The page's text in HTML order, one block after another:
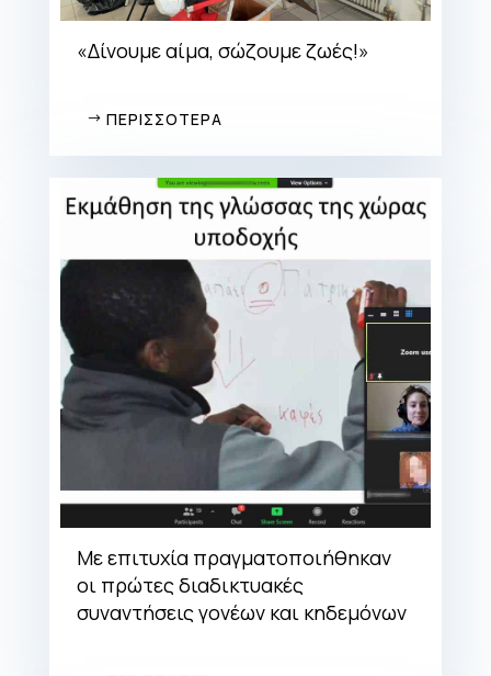
«Δίνουμε αίμα, σώζουμε ζωές!»
ΠΕΡΙΣΣΟΤΕΡΑ
Με επιτυχία πραγματοποιήθηκαν
οι πρώτες διαδικτυακές
συναντήσεις γονέων και κηδεμόνων